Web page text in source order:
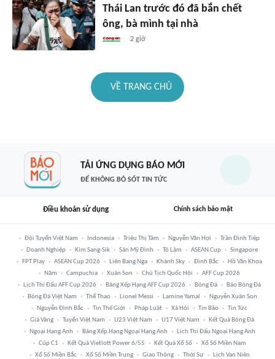
Thái Lan trước đó đã bắn chết
ông, bà mình tại nhà
2 giờ
VỀ TRANG CHỦ
TẢI ỨNG DỤNG BÁO MỚI
ĐỂ KHÔNG BỎ SÓT TIN TỨC
Điều khoản sử dụng Chính sách bảo mật
Đội Tuyển Việt Nam Indonesia Triệu Thị Tâm Nguyễn Văn Hợi
Trần Đình Tiệp
Doanh Nghiệp
Kim Sang-Sik Sân Mỹ Đình Tô Lâm ASEAN Cup
Singapore
FPT Play
ASEAN Cup 2026 Liên Bang Nga Khánh Sky Đình Bắc
Hồ Văn Khoa
Năm
Campuchia Xuân Son Chủ Tịch Quốc Hội
AFF Cup 2026
Lịch Thi Đấu AFF Cup 2026
Bảng Xếp Hạng AFF Cup 2026 Bóng Đá
Báo Bóng Đá
Bóng Đá Việt Nam
Thể Thao Lionel Messi Lamine Yamal
Nguyễn Xuân Son
Nguyễn Đình Bắc
Tin Thế Giới Pháp Luật Xã Hội Tin Bão
Tin Tức
Giá Vàng
Tuyển Việt Nam U23 Việt Nam U17 Việt Nam
Kết Quả Bóng Đá
Ngoại Hạng Anh
Bảng Xếp Hạng Ngoại Hạng Anh
Lịch Thi Đấu Ngoại Hạng Anh
Cúp C1
Kết Quả Vietlott Power 6/55 Kết Quả Xổ Số
Xổ Số Miền Nam
Xổ Số Miền Bắc
Xổ Số Miền Trung Giao Thông Thời Sự Lịch Vạn Niên